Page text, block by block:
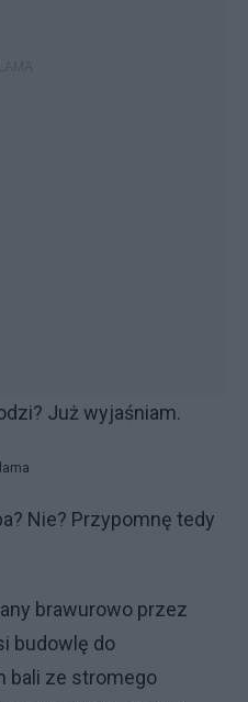
Już wyjaśniam.
Nie? Przypomnę tedy
brawurowo przez
budowlę do
bali ze stromego